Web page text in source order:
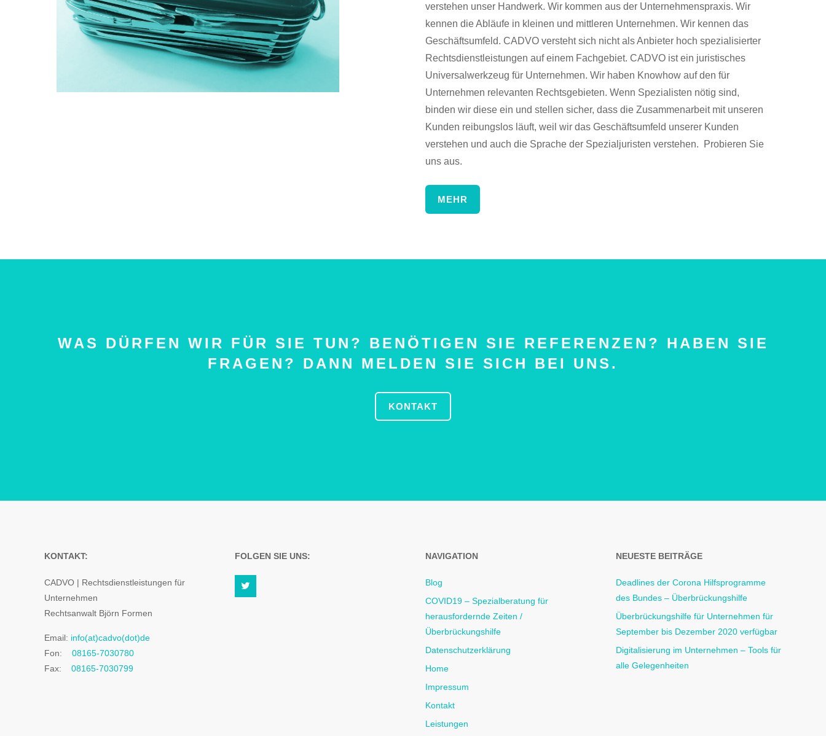
verstehen unser Handwerk. Wir kommen aus der Unternehmenspraxis. Wir
kennen die Abläufe in kleinen und mittleren Unternehmen. Wir kennen das
Geschäftsumfeld. CADVO versteht sich nicht als Anbieter hoch spezialisierter
Rechtsdienstleistungen auf einem Fachgebiet. CADVO ist ein juristisches
Universalwerkzeug für Unternehmen. Wir haben Knowhow auf den für
Unternehmen relevanten Rechtsgebieten. Wenn Spezialisten nötig sind,
binden wir diese ein und stellen sicher, dass die Zusammenarbeit mit unseren
Kunden reibungslos läuft, weil wir das Geschäftsumfeld unserer Kunden
verstehen und auch die Sprache der Spezialjuristen verstehen. Probieren Sie
uns aus.
MEHR
WAS DÜRFEN WIR FÜR SIE TUN? BENÖTIGEN SIE REFERENZEN? HABEN SIE
FRAGEN? DANN MELDEN SIE SICH BEI UNS.
KONTAKT
KONTAKT:
CADVO | Rechtsdienstleistungen für
Unternehmen
Rechtsanwalt Björn Formen
Email: info(at)cadvo(dot)de
Fon: 08165-7030780
Fax: 08165-7030799
FOLGEN SIE UNS: NAVIGATION
Blog
COVID19 – Spezialberatung für
herausfordernde Zeiten /
Überbrückungshilfe
Datenschutzerklärung
Home
Impressum
Kontakt
Leistungen
NEUESTE BEITRÄGE
Deadlines der Corona Hilfsprogramme
des Bundes – Überbrückungshilfe
Überbrückungshilfe für Unternehmen für
September bis Dezember 2020 verfügbar
Digitalisierung im Unternehmen – Tools für
alle Gelegenheiten